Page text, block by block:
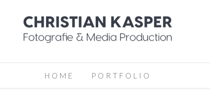
HOME PORTFOLIO